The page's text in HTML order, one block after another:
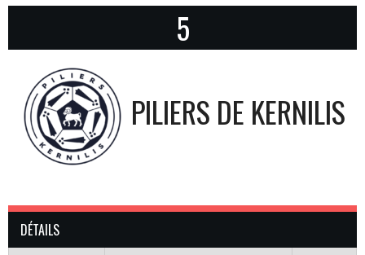
5
PILIERS DE KERNILIS
DÉTAILS